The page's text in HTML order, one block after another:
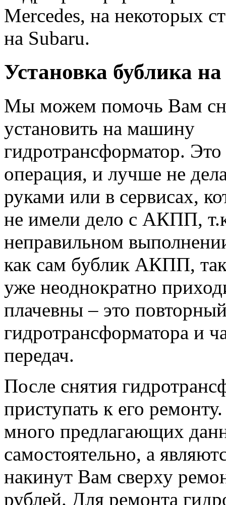
Mercedes, на некоторых
на Subaru.
Установка бублика
Мы можем помочь Вам
установить на машину
гидротрансформатор. Это
операция, и лучше не
руками или в сервисах,
не имели дело с АКПП,
неправильном
как сам бублик АКПП,
уже неоднократно
плачевны – это
гидротрансформатора и
передач.
После снятия
приступать к его
много предлагающих
самостоятельно, а
накинут Вам сверху
рублей. Для ремонта